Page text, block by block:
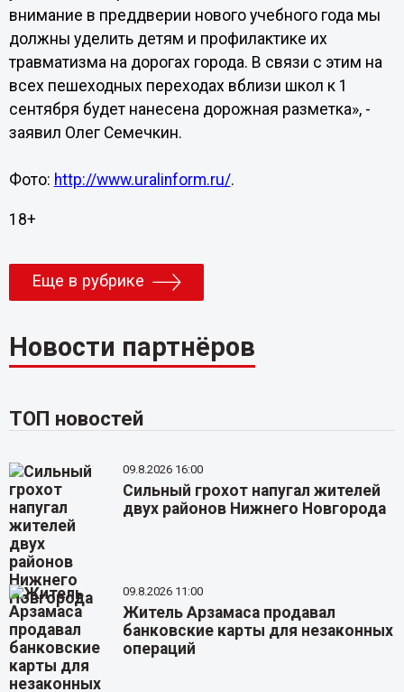
внимание в преддверии нового учебного года мы
должны уделить детям и профилактике их
травматизма на дорогах города. В связи с этим на
всех пешеходных переходах вблизи школ к 1
сентября будет нанесена дорожная разметка», -
заявил Олег Семечкин.
Фото: http://www.uralinform.ru/.
18+
Еще в рубрике
Новости партнёров
ТОП новостей
09.8.2026 16:00
Сильный грохот напугал жителей
двух районов Нижнего Новгорода
09.8.2026 11:00
Житель Арзамаса продавал
банковские карты для незаконных
операций